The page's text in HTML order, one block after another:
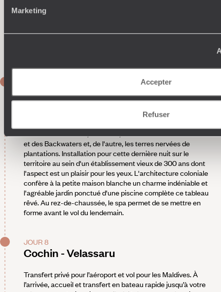
Marketing
Accepter
Refuser
les impressionnantes rizières et appréhendez une vie locale
Backwaters.
Alleppey - Cochin
Remontée le long de la côte pour rejoindre Cochin. Les
vous dire adieu avec, d'un côté, les eaux de la mer d'Arabie
et des Backwaters et, de l'autre, les terres nervées de
plantations. Installation pour cette dernière nuit sur le
territoire au sein d'un établissement vieux de 300 ans dont
l'aspect est un plaisir pour les yeux. L'architecture coloniale
confère à la petite maison blanche un charme indéniable et
l'agréable jardin ponctué d'une piscine complète ce tableau
rêvé. Au rez-de-chaussée, le spa permet de se mettre en
forme avant le vol du lendemain.
JOUR 8
Cochin - Velassaru
Transfert privé pour l’aéroport et vol pour les Maldives. À
l’arrivée, accueil et transfert en bateau rapide jusqu’à votre